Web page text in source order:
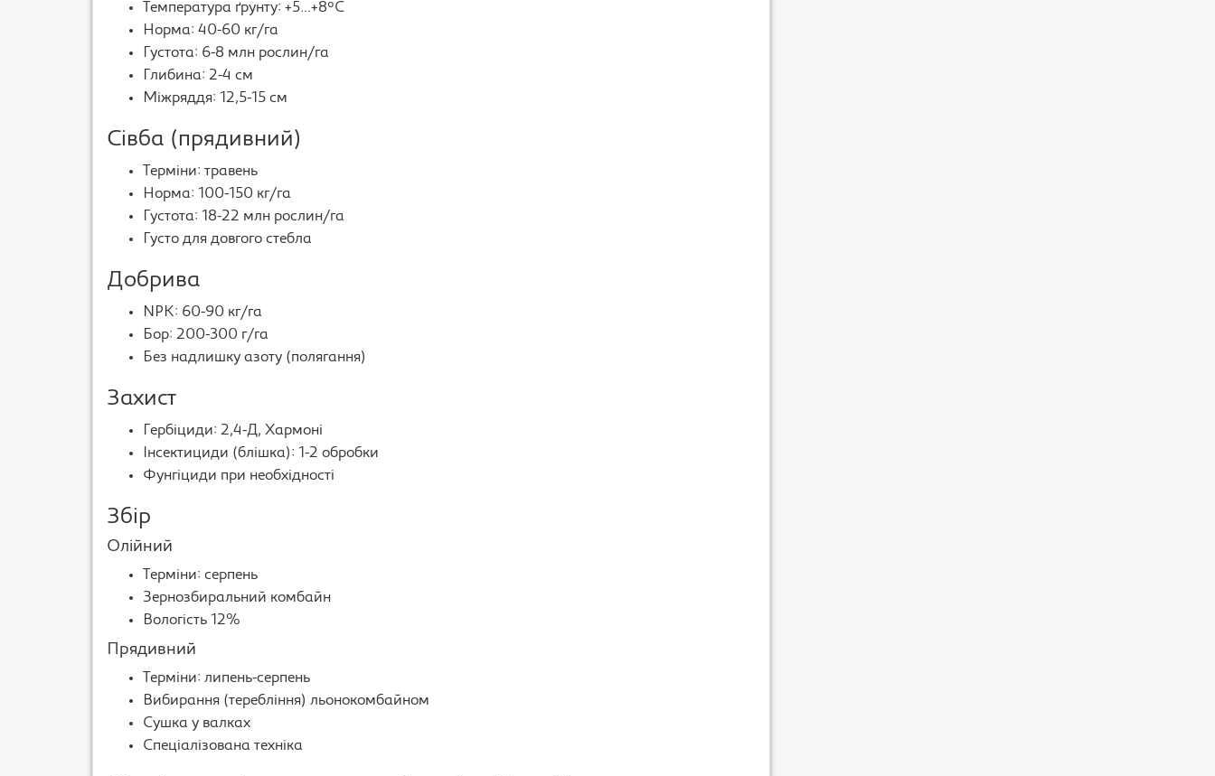
Температура ґрунту: +5…+8°C
Норма: 40-60 кг/га
Густота: 6-8 млн рослин/га
Глибина: 2-4 см
Міжряддя: 12,5-15 см
Сівба (прядивний)
Терміни: травень
Норма: 100-150 кг/га
Густота: 18-22 млн рослин/га
Густо для довгого стебла
Добрива
NPK: 60-90 кг/га
Бор: 200-300 г/га
Без надлишку азоту (полягання)
Захист
Гербіциди: 2,4-Д, Хармоні
Інсектициди (блішка): 1-2 обробки
Фунгіциди при необхідності
Збір
Олійний
Терміни: серпень
Зернозбиральний комбайн
Вологість 12%
Прядивний
Терміни: липень-серпень
Вибирання (теребління) льонокомбайном
Сушка у валках
Спеціалізована техніка